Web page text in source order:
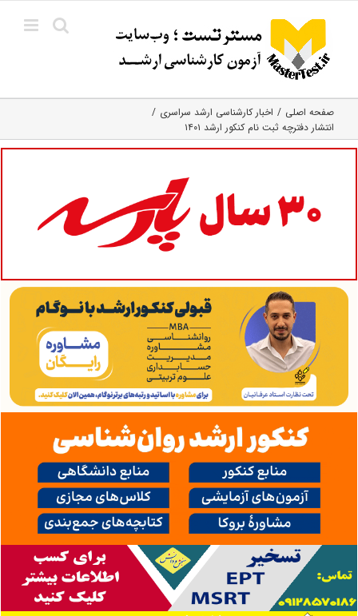
content
صفحه اصلی
اخبار کارشناسی ارشد سراسری
انتشار دفترچه ثبت نام کنکور ارشد ۱۴۰۱